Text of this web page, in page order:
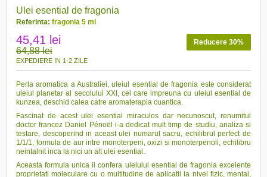
PRET REDUS
Ulei esential de fragonia
Referinta: fragonia 5 ml
Reducere 30%
45,41 lei
64,88 lei
EXPEDIERE IN 1-2 ZILE
Perla aromatica a Australiei, uleiul esential de fragonia este considerat
uleiul planetar al secolului XXI, cel care impreuna cu uleiul esential de
kunzea, deschid calea catre aromaterapia cuantica.
Fascinat de acest ulei esential miraculos dar necunoscut, renumitul
doctor francez Daniel Pénoël i-a dedicat mult timp de studiu, analiza si
testare, descoperind in aceast ulei numarul sacru, echilibrul perfect de
1/1/1, formula de aur intre monoterpeni, oxizi si monoterpenoli, echilibru
neintalnit inca la nici un alt ulei esential.
Aceasta formula unica ii confera uleiului esential de fragonia excelente
proprietati moleculare cu o multitudine de aplicatii la nivel fizic, mental,